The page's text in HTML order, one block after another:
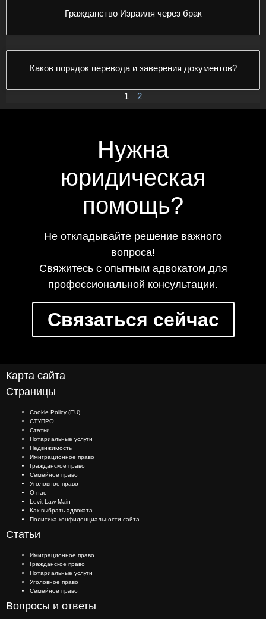
Гражданство Израиля через брак
Каков порядок перевода и заверения документов?
1 2
Нужна
юридическая
помощь?
Не откладывайте решение важного
вопроса!
Свяжитесь с опытным адвокатом для
профессиональной консультации.
Связаться сейчас
Карта сайта
Страницы
Cookie Policy (EU)
СТУПРО
Статьи
Нотариальные услуги
Недвижимость
Имиграционное право
Гражданское право
Семейное право
Уголовное право
О нас
Levit Law Main
Как выбрать адвоката
Политика конфиденциальности сайта
Статьи
Имиграционное право
Гражданское право
Нотариальные услуги
Уголовное право
Семейное право
Вопросы и ответы